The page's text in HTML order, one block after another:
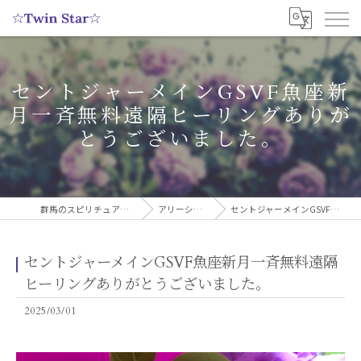
セントジャーメインGSVF魚座新
月一斉無料遠隔ヒーリングありが
とうございました。
群馬のスピリチュアルヒーリングサロンなら実績多数の☆Twin Star☆ アリーシャのスピリチュアルブログ セントジャーメインGSVF魚座新月一斉無料遠隔ヒーリングありがとうございました。
セントジャーメインGSVF魚座新月一斉無料遠隔
ヒーリングありがとうございました。
2025/03/01